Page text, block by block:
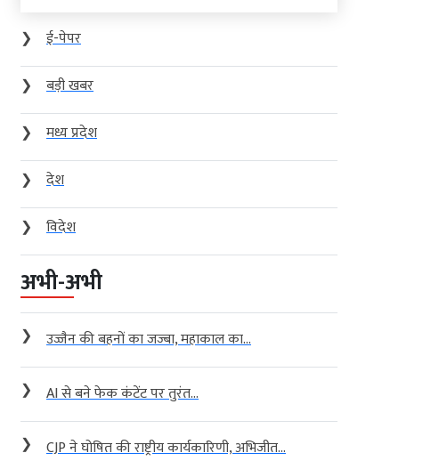
❯
ई-पेपर
❯
बड़ी खबर
❯
मध्य प्रदेश
❯
देश
❯
विदेश
अभी-अभी
❯ उज्जैन की बहनों का जज्बा, महाकाल का...
❯ AI से बने फेक कंटेंट पर तुरंत...
❯ CJP ने घोषित की राष्ट्रीय कार्यकारिणी, अभिजीत...